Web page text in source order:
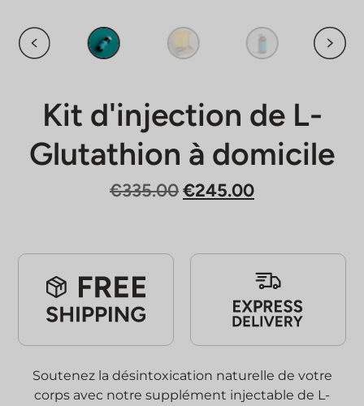
Kit d'injection de L-
Glutathion à domicile
€335.00Le
était :
€245.00Le
est :
€245.00.
Soutenez la désintoxication naturelle de votre
corps avec notre supplément injectable de L-